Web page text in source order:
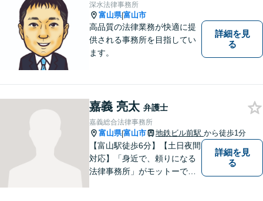
深水法律事務所
富山県|富山市
高品質の法律業務が快適に提
供される事務所を目指してい
ます。
詳細を見
る
嘉義 亮太 弁護士
嘉義総合法律事務所
富山県|富山市 地鉄ビル前駅 から徒歩1分
【富山駅徒歩6分】【土日夜間
対応】「身近で、頼りになる
法律事務所」がモットーで
詳細を見
る